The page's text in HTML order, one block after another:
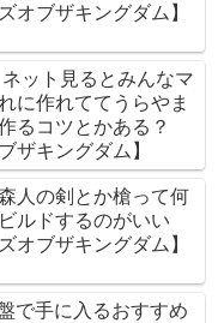
オブザキングダム】
ネット見るとみんなマ
に作れててうらやま
るコツとかある？
ザキングダム】
人の剣とか槍って何
ルドするのがいい
オブザキングダム】
で手に入るおすすめ